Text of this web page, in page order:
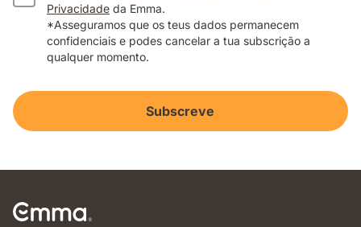
Privacidade da Emma.
*Asseguramos que os teus dados permanecem
confidenciais e podes cancelar a tua subscrição a
qualquer momento.
Subscreve